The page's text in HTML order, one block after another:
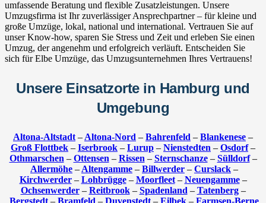
umfassende Beratung und flexible Zusatzleistungen. Unsere
Umzugsfirma ist Ihr zuverlässiger Ansprechpartner – für kleine und
große Umzüge, lokal, national und international. Vertrauen Sie auf
unser Know-how, sparen Sie Stress und Zeit und erleben Sie einen
Umzug, der angenehm und erfolgreich verläuft. Entscheiden Sie
sich für Elbe Umzüge, das Umzugsunternehmen Ihres Vertrauens!
Unsere Einsatzorte in Hamburg und
Umgebung
Altona-Altstadt – Altona-Nord – Bahrenfeld – Blankenese –
Groß Flottbek – Iserbrook – Lurup – Nienstedten – Osdorf–
Othmarschen – Ottensen – Rissen – Sternschanze– Sülldorf–
Allermöhe – Altengamme – Billwerder – Curslack –
Kirchwerder– Lohbrügge– Moorfleet– Neuengamme–
Ochsenwerder– Reitbrook– Spadenland – Tatenberg–
Bergstedt – Bramfeld – Duvenstedt – Eilbek – Farmsen-Berne